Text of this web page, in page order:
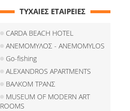
ΤΥΧΑΙΕΣ ΕΤΑΙΡΕΙΕΣ
CARDA BEACH HOTEL
ΑΝΕΜΟΜΥΛΟΣ - ANEMOMYLOS
Go-fishing
ALEXANDROS APARTMENTS
ΒΑΛΚΟΜ ΤΡΑΝΣ
MUSEUM OF MODERN ART
ROOMS